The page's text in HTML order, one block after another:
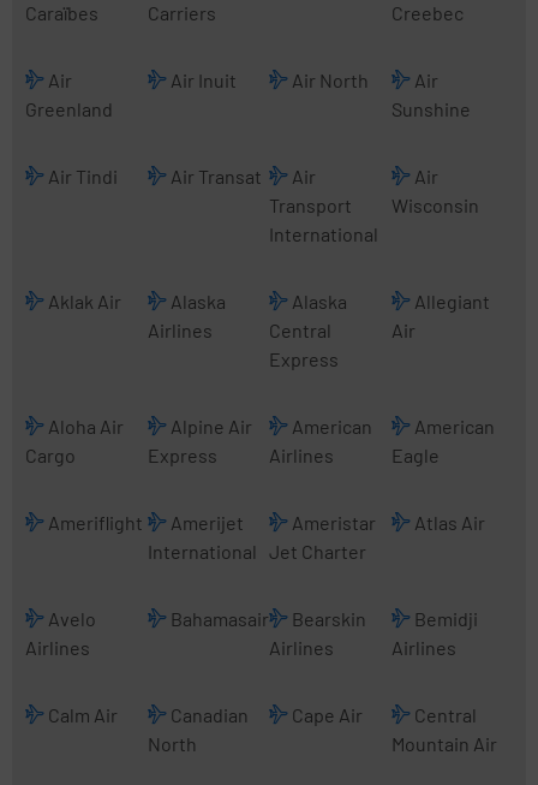
Caraïbes
Carriers
Creebec
Air
Greenland
Air Inuit Air North
Air
Sunshine
Air Tindi Air Transat
Air
Transport
International
Air
Wisconsin
Aklak Air
Alaska
Airlines
Alaska
Central
Express
Allegiant
Air
Aloha Air
Cargo
Alpine Air
Express
American
Airlines
American
Eagle
Ameriflight
Amerijet
International
Ameristar
Jet Charter
Atlas Air
Avelo
Airlines
Bahamasair
Bearskin
Airlines
Bemidji
Airlines
Calm Air
Canadian
North
Cape Air
Central
Mountain Air